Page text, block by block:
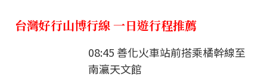
台灣好行山博行線 一日遊行程推薦
08:45 善化火車站前搭乘橘幹線至
南瀛天文館